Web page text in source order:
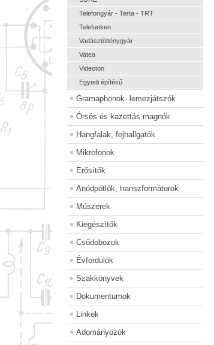
Telefongyár - Terta - TRT
Telefunken
Vadásztölténygyár
Vatea
Videoton
Egyedi építésű
Gramaphonok- lemezjátszók
Órsós és kazettás magnók
Hangfalak, fejhallgatók
Mikrofonok
Erősítők
Anódpótlók, transzformátorok
Műszerek
Kiegészítők
Csődobozok
Évfordulók
Szakkönyvek
Dokumentumok
Linkek
Adományozók